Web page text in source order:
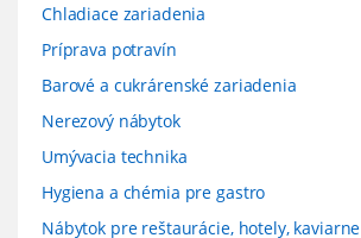
Chladiace zariadenia
Príprava potravín
Barové a cukrárenské zariadenia
Nerezový nábytok
Umývacia technika
Hygiena a chémia pre gastro
Nábytok pre reštaurácie, hotely, kaviarne